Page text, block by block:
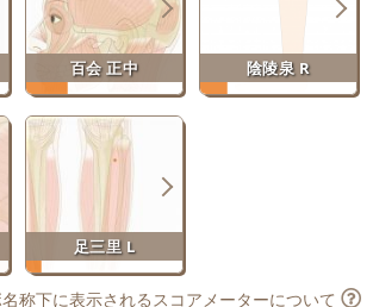
百会 正中 陰陵泉 R
足三里 L
称下に表示されるスコアメーターについて